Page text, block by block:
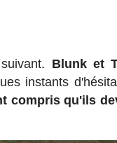
Blunk et
instants
compris qu'ils